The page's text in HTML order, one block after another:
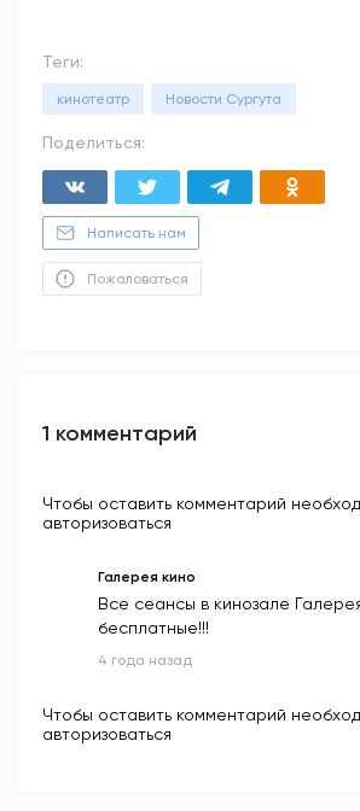
Теги:
кинотеатр Новости Сургута
Поделиться:
Написать нам
Пожаловаться
1 комментарий
Чтобы оставить комментарий
авторизоваться
Галерея кино
Все сеансы в кинозале
бесплатные!!!
4 года назад
Чтобы оставить комментарий
авторизоваться